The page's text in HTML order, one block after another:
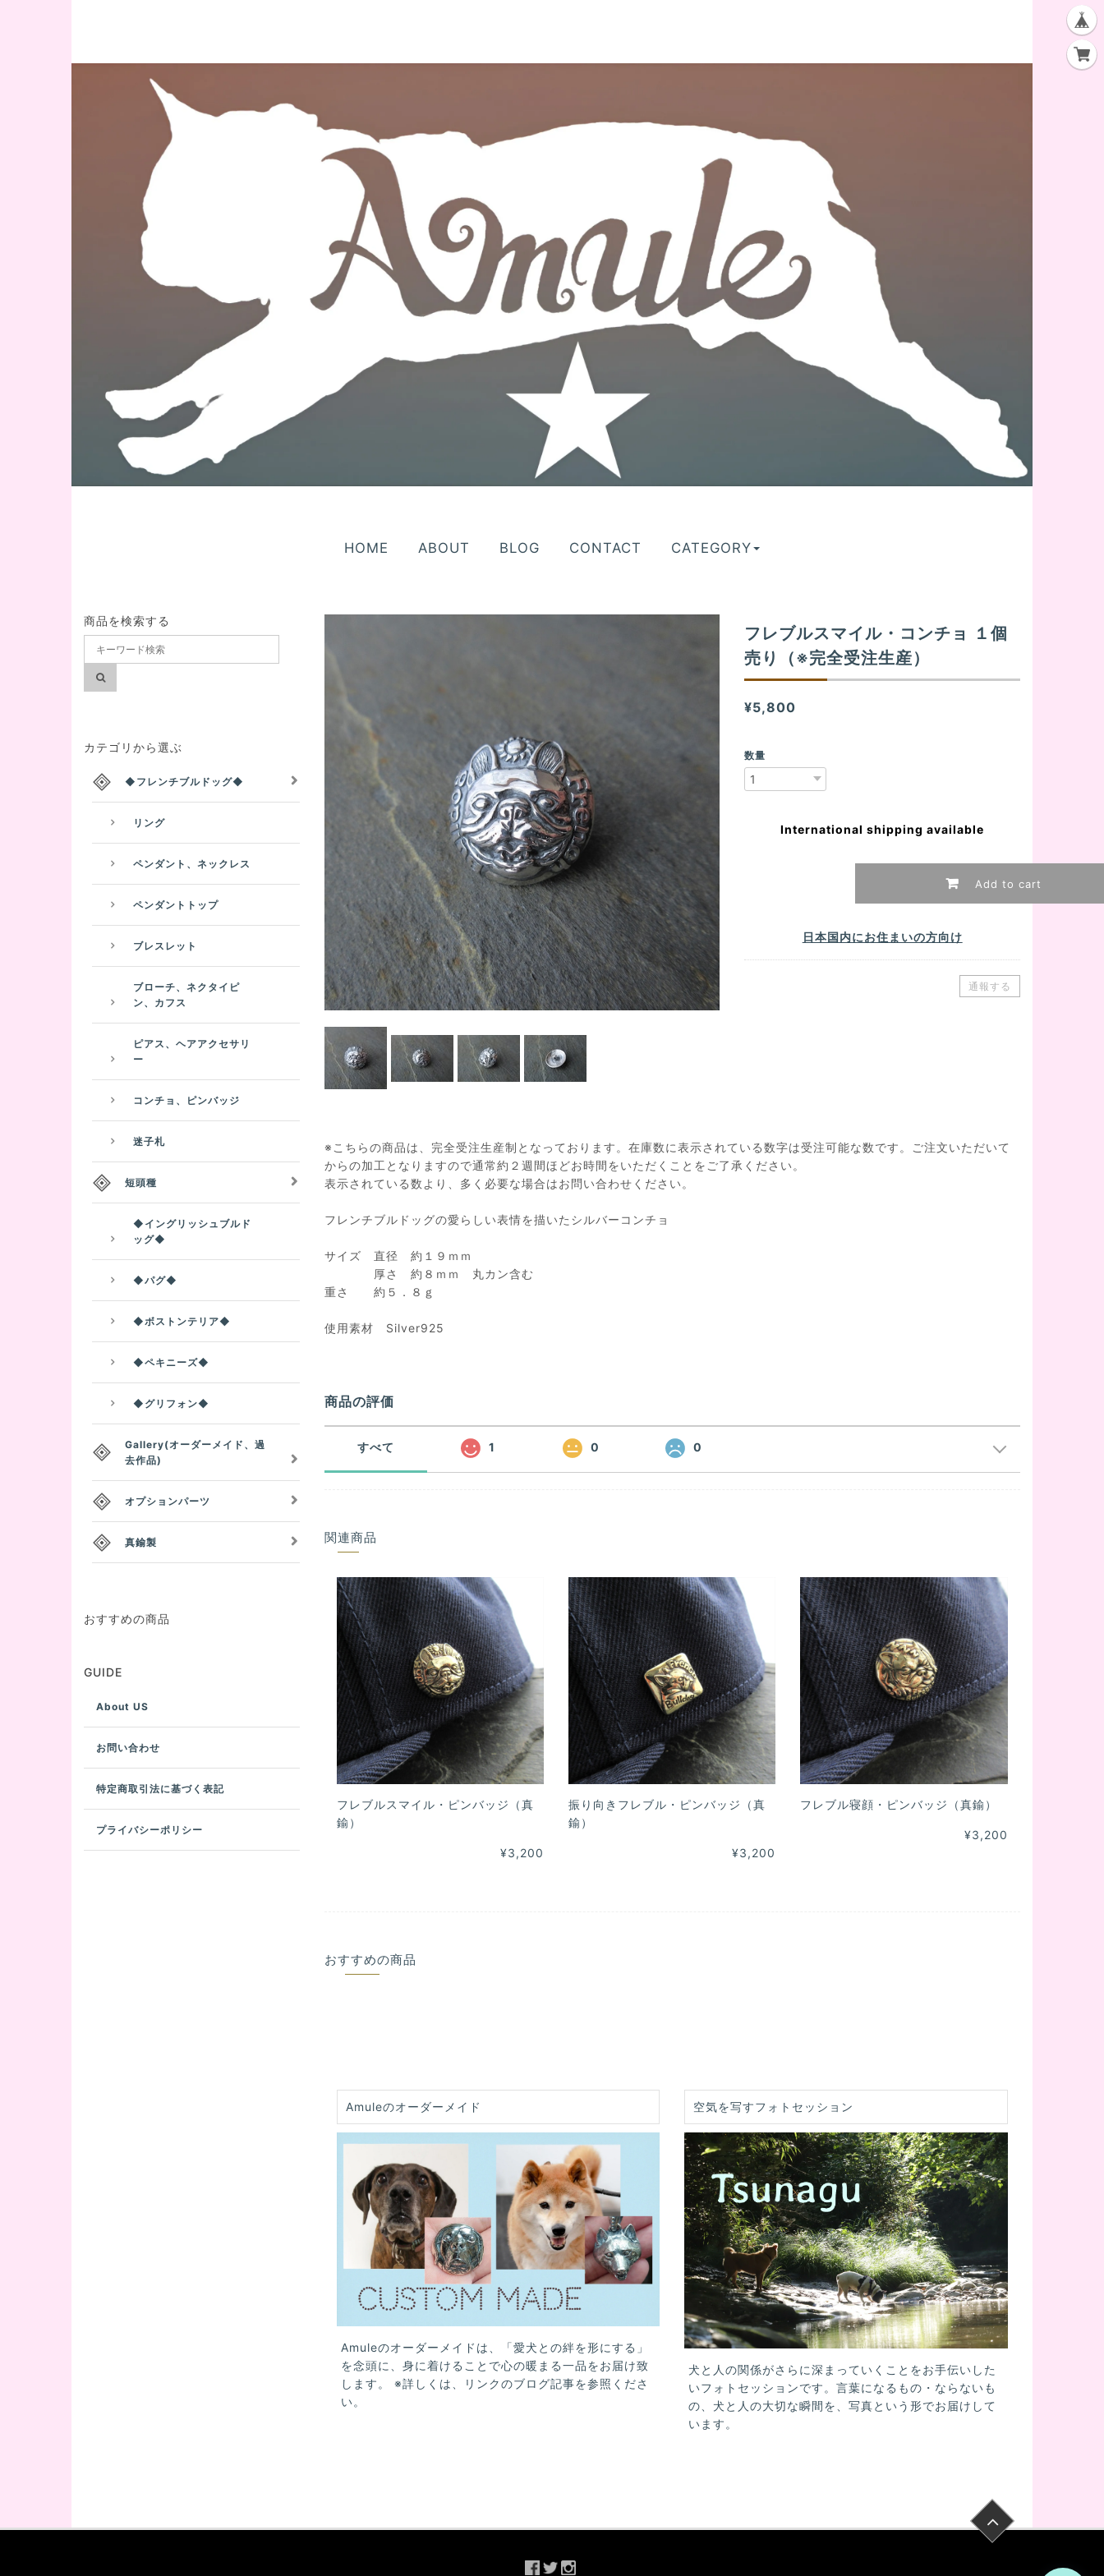
HOME ABOUT BLOG CONTACT CATEGORY
フレブルスマイル・コンチョ １個
売り（※完全受注生産）
¥5,800
数量
International shipping available
Add to cart
日本国内にお住まいの方向け
通報する
※こちらの商品は、完全受注生産制となっております。在庫数に表示されている数字は受注可能な数です。ご注文いただいて
からの加工となりますので通常約２週間ほどお時間をいただくことをご了承ください。
表示されている数より、多く必要な場合はお問い合わせください。
フレンチブルドッグの愛らしい表情を描いたシルバーコンチョ
サイズ 直径 約１９ｍｍ
厚さ 約８ｍｍ 丸カン含む
重さ 約５．８ｇ
使用素材 Silver925
商品の評価
すべて 1 0 0
関連商品
フレブルスマイル・ピンバッジ（真
鍮）
¥3,200
振り向きフレブル・ピンバッジ（真
鍮）
¥3,200
フレブル寝顔・ピンバッジ（真鍮）
¥3,200
おすすめの商品
Amuleのオーダーメイド
Amuleのオーダーメイドは、「愛犬との絆を形にする」
を念頭に、身に着けることで心の暖まる一品をお届け致
します。 ※詳しくは、リンクのブログ記事を参照くださ
い。
空気を写すフォトセッション
犬と人の関係がさらに深まっていくことをお手伝いした
いフォトセッションです。言葉になるもの・ならないも
の、犬と人の大切な瞬間を、写真という形でお届けして
います。
商品を検索する
カテゴリから選ぶ
◆フレンチブルドッグ◆
リング
ペンダント、ネックレス
ペンダントトップ
ブレスレット
ブローチ、ネクタイピ
ン、カフス
ピアス、ヘアアクセサリ
ー
コンチョ、ピンバッジ
迷子札
短頭種
◆イングリッシュブルド
ッグ◆
◆パグ◆
◆ボストンテリア◆
◆ペキニーズ◆
◆グリフォン◆
Gallery(オーダーメイド、過
去作品)
オプションパーツ
真鍮製
おすすめの商品
GUIDE
About US
お問い合わせ
特定商取引法に基づく表記
プライバシーポリシー